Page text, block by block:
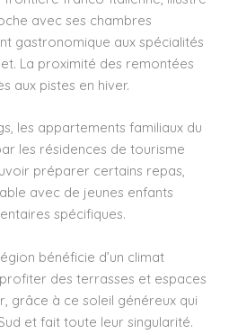
avec ses chambres
gastronomique aux spécialités
La proximité des remontées
aux pistes en hiver.
les appartements familiaux du
les résidences de tourisme
préparer certains repas,
avec de jeunes enfants
spécifiques.
bénéficie d’un climat
des terrasses et espaces
grâce à ce soleil généreux qui
et fait toute leur singularité.